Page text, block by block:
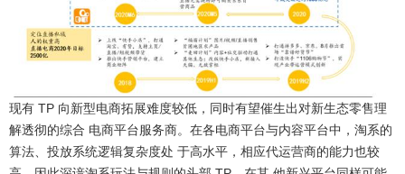
现有 TP 向新型电商拓展难度较低，同时有望催生出对新生态零售理
解透彻的综合 电商平台服务商。在各电商平台与内容平台中，淘系的
算法、投放系统逻辑复杂度处 于高水平，相应代运营商的能力也较